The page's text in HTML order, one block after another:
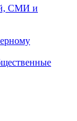
СМИ и